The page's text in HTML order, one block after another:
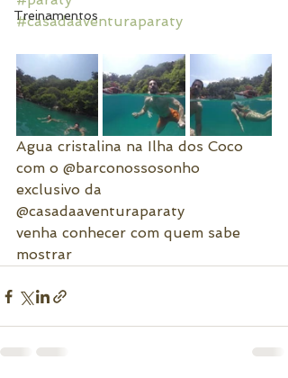
Treinamentos
#casadaaventuraparaty
Agua cristalina na Ilha dos Coco
com o @barconossosonho
exclusivo da
@casadaaventuraparaty
venha conhecer com quem sabe
mostrar